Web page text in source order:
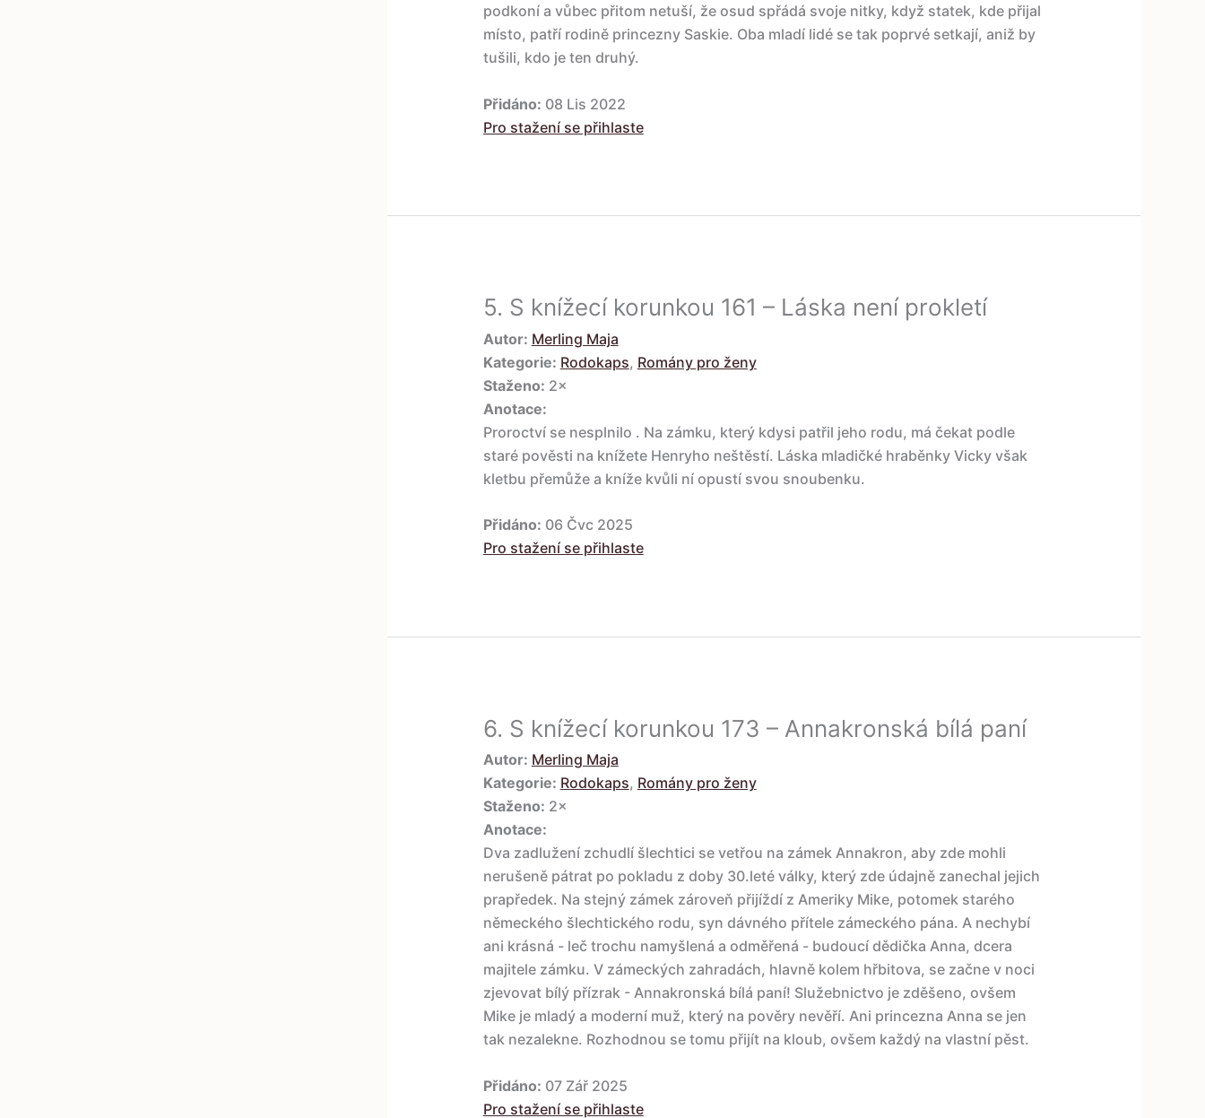
podkoní a vůbec přitom netuší, že osud spřádá svoje nitky, když statek, kde přijal
místo, patří rodině princezny Saskie. Oba mladí lidé se tak poprvé setkají, aniž by
tušili, kdo je ten druhý.
Přidáno: 08 Lis 2022
Pro stažení se přihlaste
5. S knížecí korunkou 161 – Láska není prokletí
Autor: Merling Maja
Kategorie: Rodokaps, Romány pro ženy
Staženo: 2×
Anotace:
Proroctví se nesplnilo . Na zámku, který kdysi patřil jeho rodu, má čekat podle
staré pověsti na knížete Henryho neštěstí. Láska mladičké hraběnky Vicky však
kletbu přemůže a kníže kvůli ní opustí svou snoubenku.
Přidáno: 06 Čvc 2025
Pro stažení se přihlaste
6. S knížecí korunkou 173 – Annakronská bílá paní
Autor: Merling Maja
Kategorie: Rodokaps, Romány pro ženy
Staženo: 2×
Anotace:
Dva zadlužení zchudlí šlechtici se vetřou na zámek Annakron, aby zde mohli
nerušeně pátrat po pokladu z doby 30.leté války, který zde údajně zanechal jejich
prapředek. Na stejný zámek zároveň přijíždí z Ameriky Mike, potomek starého
německého šlechtického rodu, syn dávného přítele zámeckého pána. A nechybí
ani krásná - leč trochu namyšlená a odměřená - budoucí dědička Anna, dcera
majitele zámku. V zámeckých zahradách, hlavně kolem hřbitova, se začne v noci
zjevovat bílý přízrak - Annakronská bílá paní! Služebnictvo je zděšeno, ovšem
Mike je mladý a moderní muž, který na pověry nevěří. Ani princezna Anna se jen
tak nezalekne. Rozhodnou se tomu přijít na kloub, ovšem každý na vlastní pěst.
Přidáno: 07 Zář 2025
Pro stažení se přihlaste